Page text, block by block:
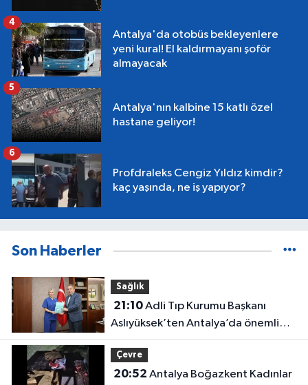
Antalya'da otobüs bekleyenlere
yeni kural! El kaldırmayanı şoför
almayacak
4
Antalya'nın kalbine 15 katlı özel
hastane geliyor!
5
Profdraleks Cengiz Yıldız kimdir?
kaç yaşında, ne iş yapıyor?
6
Son Haberler
Sağlık
21:10Adli Tıp Kurumu Başkanı
Aslıyüksek’ten Antalya’da önemli
ziyaret
Çevre
20:52